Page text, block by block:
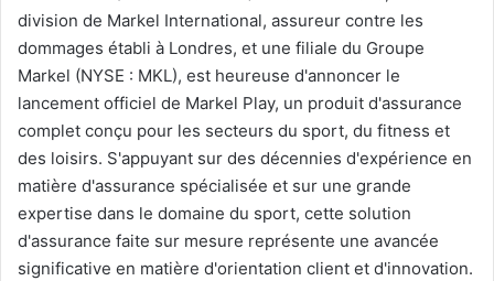
division de Markel International, assureur contre les
dommages établi à Londres, et une filiale du Groupe
Markel (NYSE : MKL), est heureuse d'annoncer le
lancement officiel de Markel Play, un produit d'assurance
complet conçu pour les secteurs du sport, du fitness et
des loisirs. S'appuyant sur des décennies d'expérience en
matière d'assurance spécialisée et sur une grande
expertise dans le domaine du sport, cette solution
d'assurance faite sur mesure représente une avancée
significative en matière d'orientation client et d'innovation.